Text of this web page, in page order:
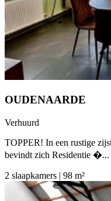
OUDENAARDE
Verhuurd
TOPPER! In een rustige
bevindt zich Residentie �...
2 slaapkamers | 98 m²